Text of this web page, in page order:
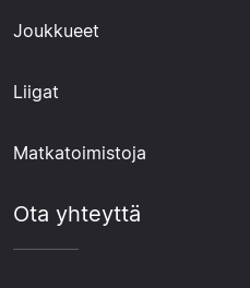
Joukkueet
Liigat
Matkatoimistoja
Ota yhteyttä